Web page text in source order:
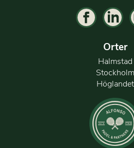
Orter
Halmstad
Stockholm
Höglandet